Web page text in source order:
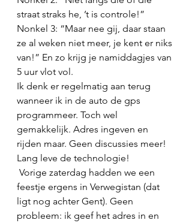
straat straks he, ’t is controle!”
Nonkel 3: “Maar nee gij, daar staan
ze al weken niet meer, je kent er niks
van!” En zo krijg je namiddagjes van
5 uur vlot vol.
Ik denk er regelmatig aan terug
wanneer ik in de auto de gps
programmeer. Toch wel
gemakkelijk. Adres ingeven en
rijden maar. Geen discussies meer!
Lang leve de technologie!
feestje ergens in Verwegistan (dat
ligt nog achter Gent). Geen
probleem: ik geef het adres in en